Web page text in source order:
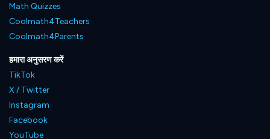
Math Quizzes
Coolmath4Teachers
Coolmath4Parents
हमारा अनुसरण करें
TikTok
X / Twitter
Instagram
Facebook
YouTube